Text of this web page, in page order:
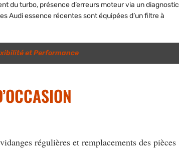
du turbo, présence d’erreurs moteur via un diagnostic
Audi essence récentes sont équipées d’un filtre à
et Performance
régulières et remplacements des pièces